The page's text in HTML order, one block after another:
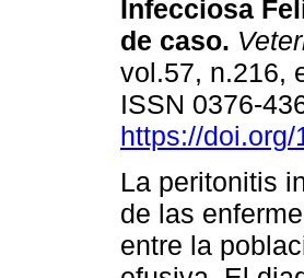
Infecciosa
de caso.
vol.57, n.216,
ISSN 0376-
https://
La peritonitis
de las
entre la